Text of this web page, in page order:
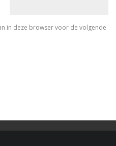
in deze browser voor de volgende